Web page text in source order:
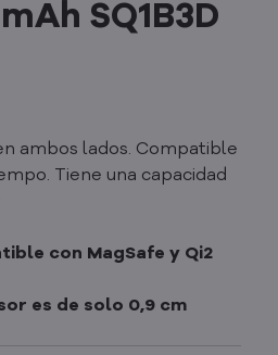
SQ1B3D
ambos lados. Compatible
Tiene una capacidad
con MagSafe y Qi2
es de solo 0,9 cm